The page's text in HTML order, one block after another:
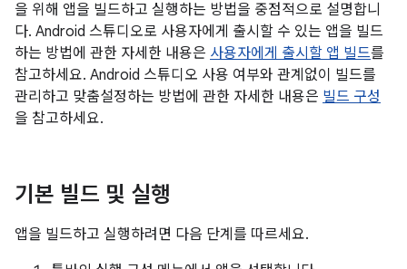
을 위해 앱을 빌드하고 실행하는 방법을 중점적으로 설명합니
다. Android 스튜디오로 사용자에게 출시할 수 있는 앱을 빌드
하는 방법에 관한 자세한 내용은 사용자에게 출시할 앱 빌드를
참고하세요. Android 스튜디오 사용 여부와 관계없이 빌드를
관리하고 맞춤설정하는 방법에 관한 자세한 내용은 빌드 구성
을 참고하세요.
기본 빌드 및 실행
앱을 빌드하고 실행하려면 다음 단계를 따르세요.